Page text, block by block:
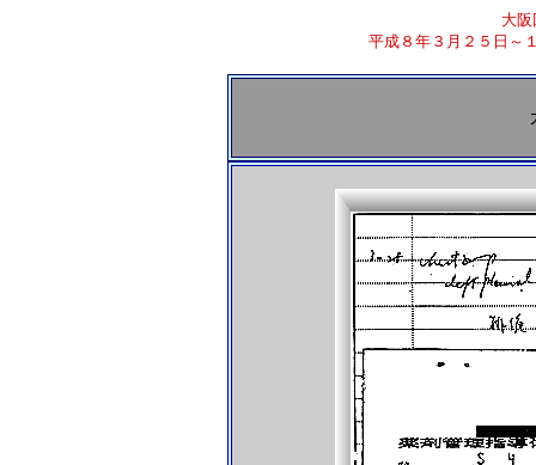
大
平成８年３月２５日～